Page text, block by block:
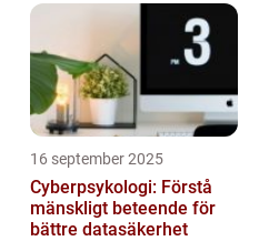
16 september 2025
Cyberpsykologi: Förstå
mänskligt beteende för
bättre datasäkerhet